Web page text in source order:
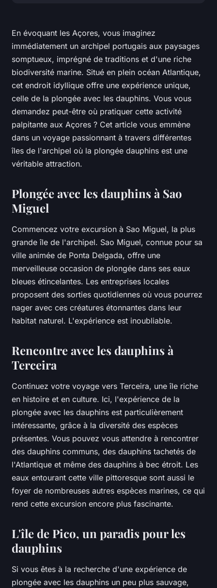
En évoquant les Açores, vous imaginez
immédiatement un archipel portugais aux paysages
somptueux, imprégné de traditions et d'une riche
biodiversité marine. Situé en plein océan Atlantique,
cet endroit idyllique offre une expérience unique,
celle de la plongée avec les dauphins. Vous vous
demandez peut-être où pratiquer cette activité
palpitante aux Açores ? Cet article vous emmène
dans un voyage passionnant à travers différentes
îles de l'archipel où la plongée dauphins est une
véritable attraction.
Plongée avec les dauphins à Sao
Miguel
Commencez votre excursion à Sao Miguel, la plus
grande île de l'archipel. Sao Miguel, connue pour sa
ville animée de Ponta Delgada, offre une
merveilleuse occasion de plongée dans ses eaux
bleues étincelantes. Les entreprises locales
proposent des sorties quotidiennes où vous pourrez
nager avec ces créatures étonnantes dans leur
habitat naturel. L'expérience est inoubliable.
Rencontre avec les dauphins à
Terceira
Continuez votre voyage vers Terceira, une île riche
en histoire et en culture. Ici, l'expérience de la
plongée avec les dauphins est particulièrement
intéressante, grâce à la diversité des espèces
présentes. Vous pouvez vous attendre à rencontrer
des dauphins communs, des dauphins tachetés de
l'Atlantique et même des dauphins à bec étroit. Les
eaux entourant cette ville pittoresque sont aussi le
foyer de nombreuses autres espèces marines, ce qui
rend cette excursion encore plus fascinante.
L'île de Pico, un paradis pour les
dauphins
Si vous êtes à la recherche d'une expérience de
plongée avec les dauphins un peu plus sauvage,